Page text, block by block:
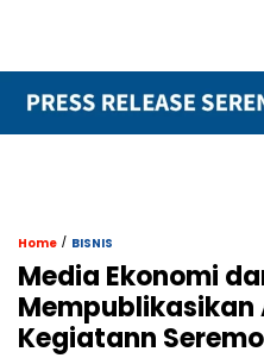
Home / BISNIS
Media Ekonomi
Mempublikasikan
Kegiatann